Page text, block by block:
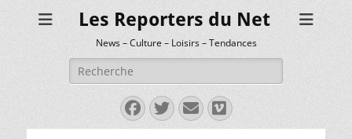
Les Reporters du Net
News – Culture – Loisirs – Tendances
Rechercher :
Facebook
Twitter
E-
mail
Vimeo